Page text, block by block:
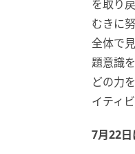
を取り
むきに
全体で
題意識
どの力
イティ
7月22